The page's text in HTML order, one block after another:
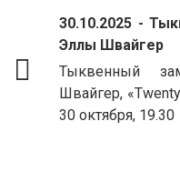
30.10.2025 -
Эллы Швайгер
Тыквенный
Швайгер,
30 октября, 19.30